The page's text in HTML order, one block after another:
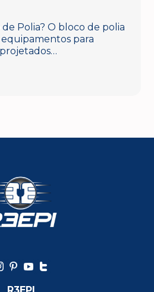
Polia? O bloco de polia
para